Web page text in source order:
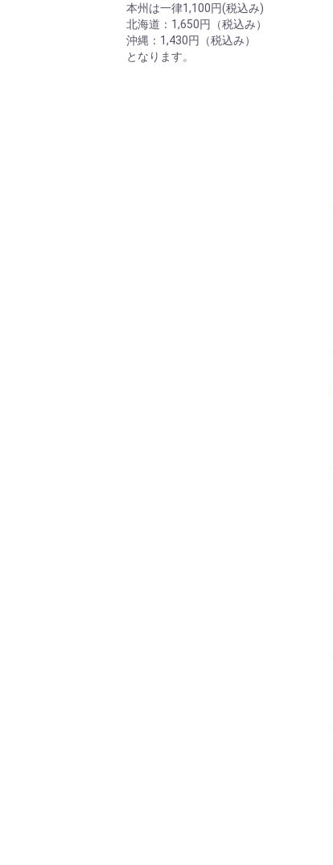
本州は一律1,100円(税込み)
北海道：1,650円（税込み）
沖縄：1,430円（税込み）
となります。